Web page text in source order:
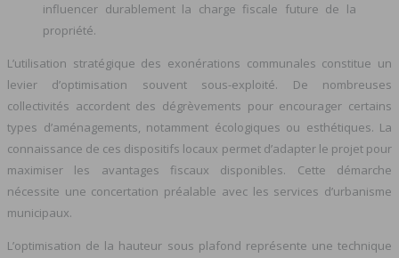
influencer durablement la charge fiscale future de la
propriété.
L’utilisation stratégique des exonérations communales constitue un
levier d’optimisation souvent sous-exploité. De nombreuses
collectivités accordent des dégrèvements pour encourager certains
types d’aménagements, notamment écologiques ou esthétiques. La
connaissance de ces dispositifs locaux permet d’adapter le projet pour
maximiser les avantages fiscaux disponibles. Cette démarche
nécessite une concertation préalable avec les services d’urbanisme
municipaux.
L’optimisation de la hauteur sous plafond représente une technique